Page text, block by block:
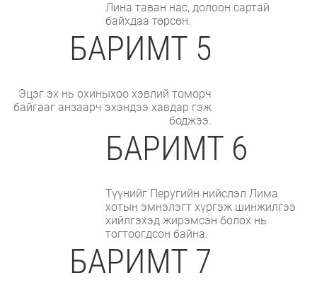
Лина таван нас, долоон сартай
байхдаа төрсөн.
БАРИМТ 5
Эцэг эх нь охиныхоо хэвлий томорч
байгааг анзаарч эхэндээ хавдар гэж
боджээ.
БАРИМТ 6
Түүнийг Перугийн нийслэл Лима
хотын эмнэлэгт хүргэж шинжилгээ
хийлгэхэд жирэмсэн болох нь
тогтоогдсон байна.
БАРИМТ 7